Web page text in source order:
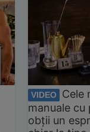
VIDEO
Cele
manuale
obții un